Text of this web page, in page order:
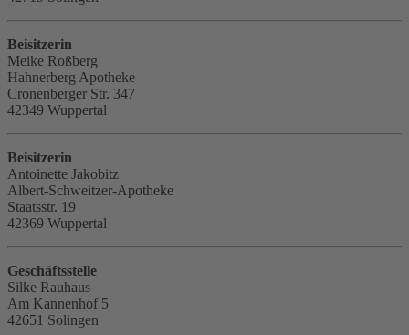
Beisitzerin
Meike Roßberg
Hahnerberg Apotheke
Cronenberger Str. 347
42349 Wuppertal
Beisitzerin
Antoinette Jakobitz
Albert-Schweitzer-Apotheke
Staatsstr. 19
42369 Wuppertal
Geschäftsstelle
Silke Rauhaus
Am Kannenhof 5
42651 Solingen